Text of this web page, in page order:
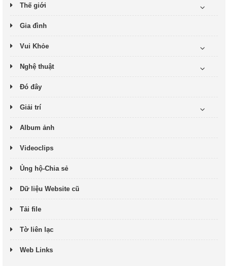
Thế giới
Gia đình
Vui Khỏe
Nghệ thuật
Đó đây
Giải trí
Album ảnh
Videoclips
Ủng hộ-Chia sẻ
Dữ liệu Website cũ
Tải file
Tờ liên lạc
Web Links